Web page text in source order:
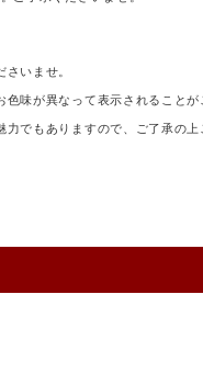
いませ。
味が異なって表示されることが
でもありますので、ご了承の